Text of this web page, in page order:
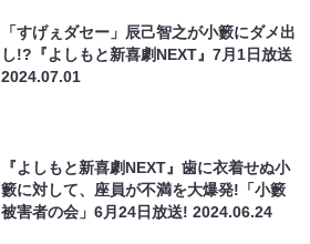
「すげぇダセー」辰己智之が小籔にダメ出
し!?『よしもと新喜劇NEXT』7月1日放送
2024.07.01
『よしもと新喜劇NEXT』歯に衣着せぬ小
籔に対して、座員が不満を大爆発!「小籔
被害者の会」6月24日放送!2024.06.24